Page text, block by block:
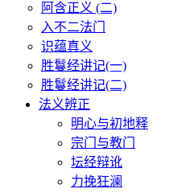
阿含正义 (二)
入不二法门
识蕴真义
胜鬘经讲记(一)
胜鬘经讲记(二)
法义辨正
明心与初地释
宗门与教门
坛经辩讹
力挽狂澜